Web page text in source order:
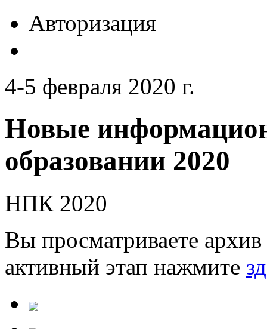
Авторизация
4-5 февраля 2020 г.
Новые
образовании 2020
НПК 2020
Вы просматриваете
активный этап нажмите